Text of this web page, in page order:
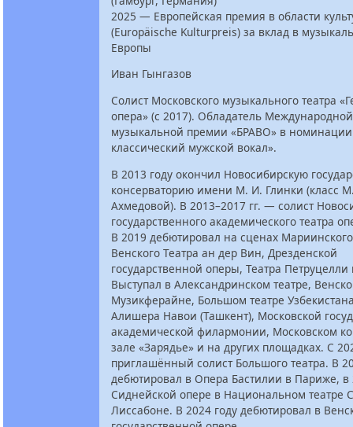
2025 — Европейская премия в области
(Europäische Kulturpreis) за вклад в
Европы
Иван Гынгазов
Солист Московского музыкального театра
опера» (с 2017). Обладатель Международной
музыкальной премии «БРАВО» в
классический мужской вокал».
В 2013 году окончил Новосибирскую
консерваторию имени М. И. Глинки (класс
Ахмедовой). В 2013–2017 гг. — солист
государственного академического театра
В 2019 дебютировал на сценах Мариинского
Венского Театра ан дер Вин, Дрезденской
государственной оперы, Театра Петруцелли
Выступал в Александринском театре,
Музикферайне, Большом театре
Алишера Навои (Ташкент), Московской
академической филармонии, Московском
зале «Зарядье» и на других площадках. С
приглашённый солист Большого театра. В
дебютировал в Опера Бастилии в Париже, в
Сиднейской опере в Национальном театре
Лиссабоне. В 2024 году дебютировал в